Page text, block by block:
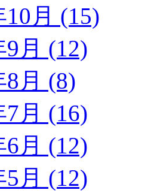
10月 (15)
9月 (12)
8月 (8)
7月 (16)
6月 (12)
5月 (12)